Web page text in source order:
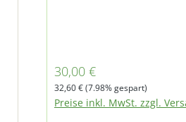
Verkaufspreis:
30,00 €
Regulärer Preis:
32,60 €(7.98% gespart)
Preise inkl. MwSt. zzgl.